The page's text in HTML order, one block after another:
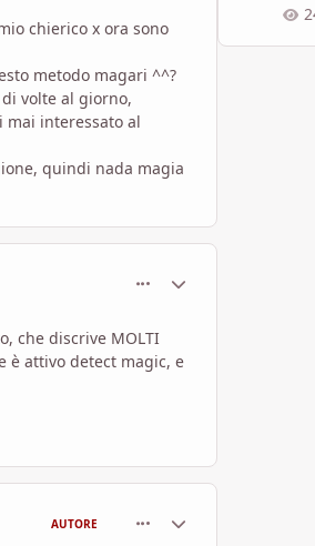
chierico x ora sono
metodo magari ^^?
volte al giorno,
mai interessato al
quindi nada magia
che discrive MOLTI
è attivo detect magic, e
AUTORE